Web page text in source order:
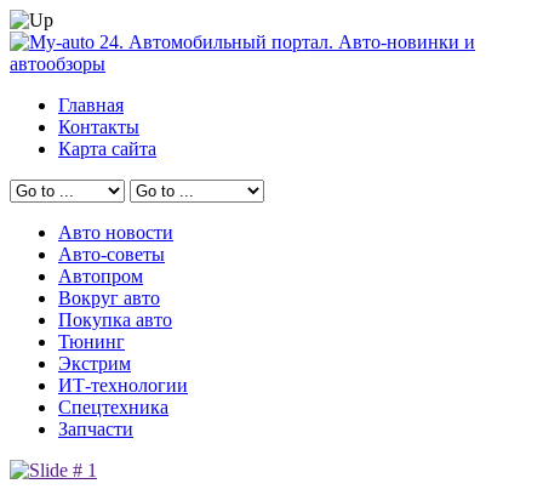
Главная
Контакты
Карта сайта
Авто новости
Авто-советы
Автопром
Вокруг авто
Покупка авто
Тюнинг
Экстрим
ИТ-технологии
Спецтехника
Запчасти